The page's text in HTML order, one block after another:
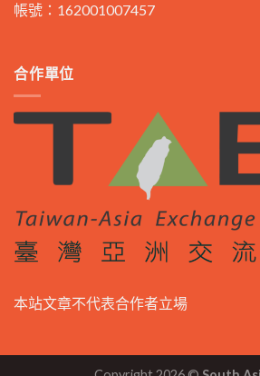
帳號：162001007457
合作單位
本站文章不代表合作者立場